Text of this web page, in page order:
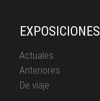
EXPOSICIONES
Actuales
Anteriores
De viaje